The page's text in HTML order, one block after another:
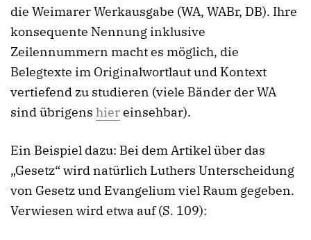
die Weimarer Werkausgabe (WA, WABr, DB). Ihre
konsequente Nennung inklusive
Zeilennummern macht es möglich, die
Belegtexte im Originalwortlaut und Kontext
vertiefend zu studieren (viele Bänder der WA
sind übrigens hiereinsehbar).
Ein Beispiel dazu: Bei dem Artikel über das
„Gesetz“ wird natürlich Luthers Unterscheidung
von Gesetz und Evangelium viel Raum gegeben.
Verwiesen wird etwa auf (S. 109):